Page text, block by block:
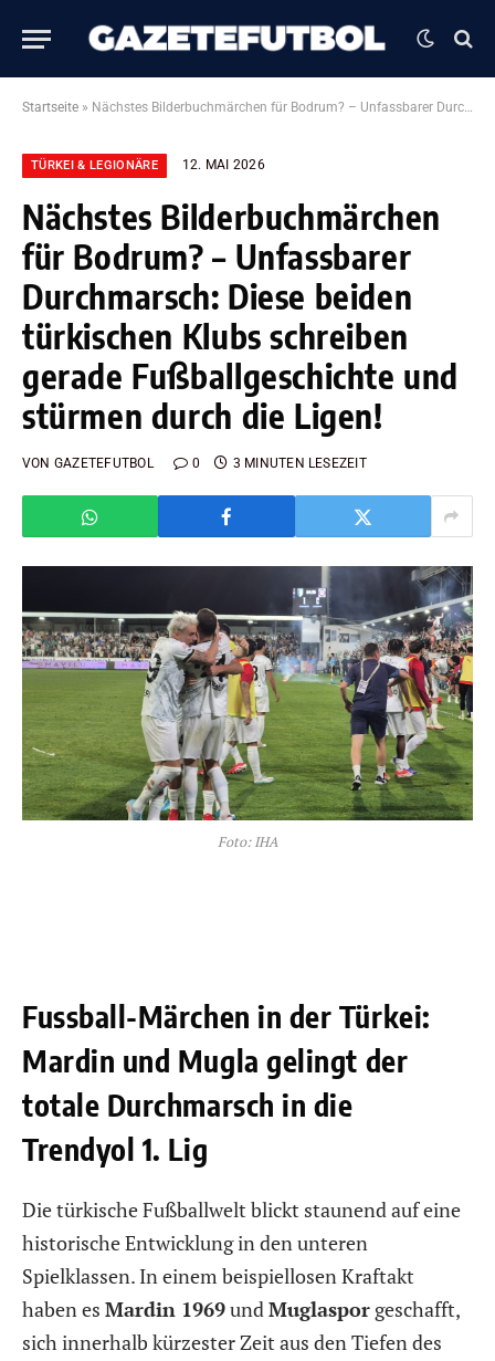
Startseite » Nächstes Bilderbuchmärchen für Bodrum? – Unfassbarer Durchmarsch: Diese beiden türkischen Klubs schreiben gerade Fußballgeschichte und stürmen durch die Ligen!
TÜRKEI & LEGIONÄRE 12. MAI 2026
Nächstes Bilderbuchmärchen
für Bodrum? – Unfassbarer
Durchmarsch: Diese beiden
türkischen Klubs schreiben
gerade Fußballgeschichte und
stürmen durch die Ligen!
VON GAZETEFUTBOL 0 3 MINUTEN LESEZEIT
Foto: IHA
Fussball-Märchen in der Türkei:
Mardin und Mugla gelingt der
totale Durchmarsch in die
Trendyol 1. Lig
Die türkische Fußballwelt blickt staunend auf eine
historische Entwicklung in den unteren
Spielklassen. In einem beispiellosen Kraftakt
haben es Mardin 1969undMuglaspor geschafft,
sich innerhalb kürzester Zeit aus den Tiefen des